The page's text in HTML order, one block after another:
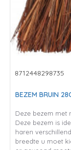
8712448298735
BEZEM BRUIN
Deze bezem met
Deze bezem is
haren
breedte u moet